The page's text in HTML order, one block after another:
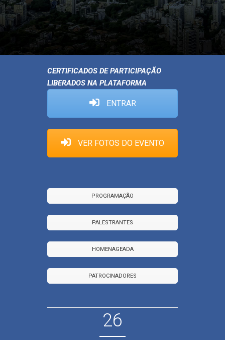
CERTIFICADOS DE PARTICIPAÇÃO
LIBERADOS NA PLATAFORMA
ENTRAR
VER FOTOS DO EVENTO
PROGRAMAÇÃO
PALESTRANTES
HOMENAGEADA
PATROCINADORES
26